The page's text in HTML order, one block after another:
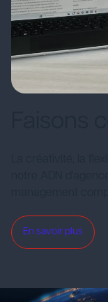
En savoir plus